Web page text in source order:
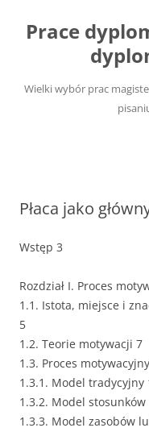
treści
Prace
Wielki wybór prac
Płaca jako
Wstęp 3
Rozdział I. Proces
1.1. Istota, miejsce i
5
1.2. Teorie motywacji 7
1.3. Proces
1.3.1. Model tradycyjny
1.3.2. Model stosunków
1.3.3. Model zasobów